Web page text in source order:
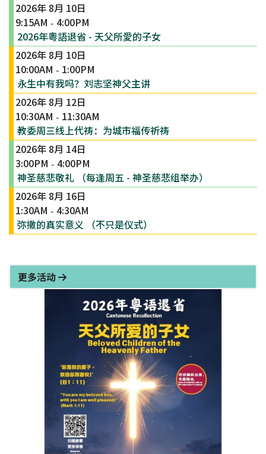
2026年 8月 10日
9:15AM - 4:00PM
2026年粵語退省 - 天父所愛的子女
2026年 8月 10日
10:00AM - 1:00PM
永生中有我吗？刘志坚神父主讲
2026年 8月 12日
10:30AM - 11:30AM
教委周三线上代祷：为城市福传祈祷
2026年 8月 14日
3:00PM - 4:00PM
神圣慈悲敬礼 （每逢周五 - 神圣慈悲组举办）
2026年 8月 16日
1:30AM - 4:30AM
弥撒的真实意义 （不只是仪式）
更多活动